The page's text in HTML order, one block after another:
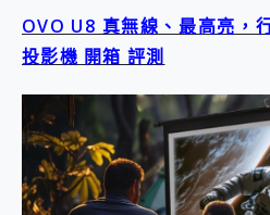
97.3% 恢復率，資料救援就是這麼簡單 EaseUS Data Recovery Wizard Free 18.0.0 業界最好的資料救援軟體
Xiaomi 14 Ultra 開箱 評測~ 有深度的 Leica 影像旗艦手機! 加碼小旗艦 Xiaomi 14 開箱 評測
vivo TWS 3e 真無線藍牙耳機智慧降噪升級、音質明亮溫潤，並支援雙設備連接~
MSI Claw 掌機專屬配件包 來囉 完美保護 MSI Claw A1M-026TW 電競掌機
人像旗艦 vivo V30 系列 開箱 評測! 首搭蔡司光學鏡頭、攝影棚級柔光環、拍攝功能最好玩的美拍神機 vivo V30 Pro
多個願望一次滿足 超強散熱 微星 MSI Claw A1M-026TW 電競掌機 開箱 評測
OVO U8 真無線、最高亮，
投影機 開箱 評測